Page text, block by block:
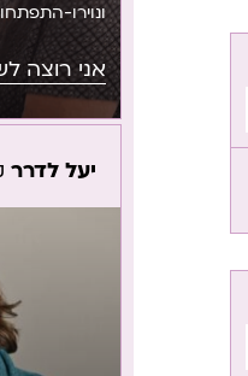
במעונות
בקופות
ומדריכה
בקופת חולים
אני רוצה
יעל לדרר